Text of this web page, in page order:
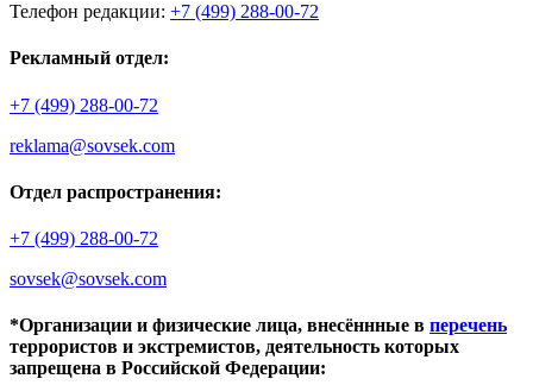
Телефон редакции: +7 (499) 288-00-72
Рекламный отдел:
+7 (499) 288-00-72
reklama@sovsek.com
Отдел распространения:
+7 (499) 288-00-72
sovsek@sovsek.com
*Организации и физические лица, внесённные в перечень
террористов и экстремистов, деятельность которых
запрещена в Российской Федерации: